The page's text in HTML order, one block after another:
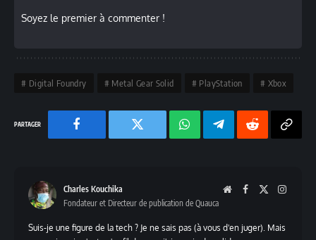
Soyez le premier à commenter !
Digital Foundry Metal Gear Solid PlayStation Xbox
Facebook Twitter
Chaine
TelegramReddit
Charles Kouchika WebsiteFacebook
Fondateur et Directeur de publication de Quauca
Suis-je une figure de la tech ? Je ne sais pas (à vous d'en juger). Mais